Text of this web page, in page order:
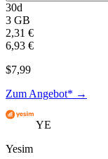
30d
3 GB
2,31 €
6,93 €
$7,99
Zum Angebot* →
YE
Yesim